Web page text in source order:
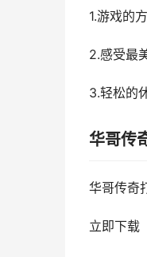
1.游戏的
2.感受最
3.轻松的
华哥传
华哥传奇
立即下载